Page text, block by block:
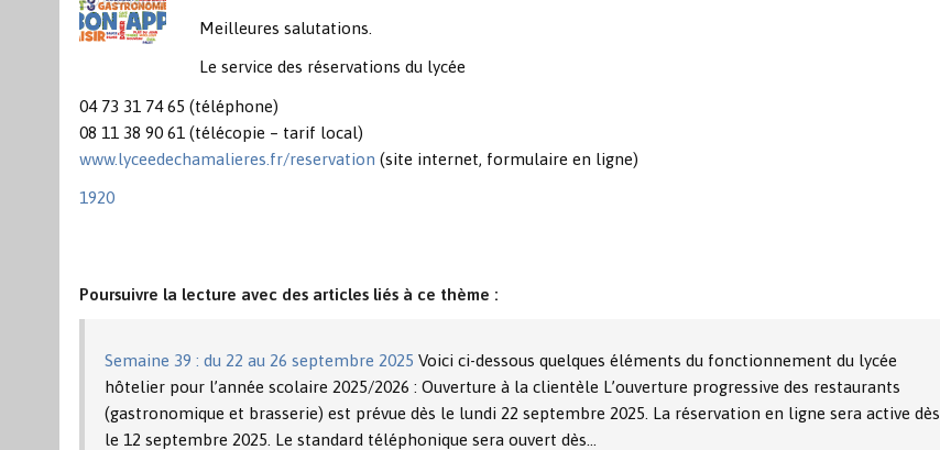
Meilleures salutations.
Le service des réservations du lycée
04 73 31 74 65 (téléphone)
08 11 38 90 61 (télécopie – tarif local)
www.lyceedechamalieres.fr/reservation (site internet, formulaire en ligne)
1920
Poursuivre la lecture avec des articles liés à ce thème :
Semaine 39 : du 22 au 26 septembre 2025 Voici ci-dessous quelques éléments du fonctionnement du lycée
hôtelier pour l’année scolaire 2025/2026 : Ouverture à la clientèle L’ouverture progressive des restaurants
(gastronomique et brasserie) est prévue dès le lundi 22 septembre 2025. La réservation en ligne sera active dès
le 12 septembre 2025. Le standard téléphonique sera ouvert dès…